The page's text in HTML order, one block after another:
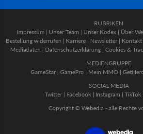
RUBRIKEN
Impressum | Unser Team | Unser Kodex | Über
Bestellung widerrufen | Karriere | Newsletter | Kontakt
Mediadaten | Datenschutzerklärung | Cookies &
MEDIENGRUPPE
GameStar| GamePro | Mein MMO |
SOCIAL MEDIA
Twitter | Facebook | Instagram | TikTok
Copyright © Webedia - alle Rechte